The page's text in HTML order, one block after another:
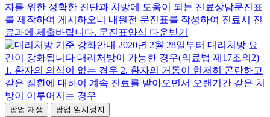
팝업 재생 팝업 일시정지